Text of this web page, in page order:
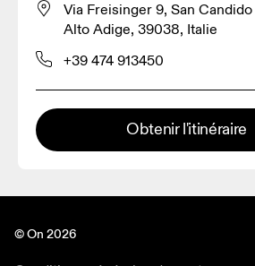
Via Freisinger 9, San
Alto Adige, 39038, Italie
+39 474 913450
Obtenir l'itinéraire
© On 2026